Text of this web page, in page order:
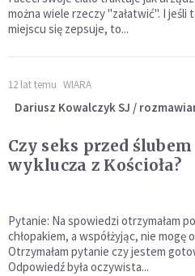
można wiele rzeczy "załatwić". I jeśli
miejscu się zepsuje, to...
12 lat temu WIARA
Dariusz Kowalczyk SJ /
Czy seks przed ślubem
wyklucza z Kościoła?
Pytanie: Na spowiedzi otrzymałam
chłopakiem, a współżyjąc, nie mogę
Otrzymałam pytanie czy jestem
Odpowiedź była oczywista...